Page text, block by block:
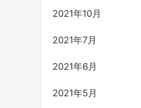
2021年10月
2021年7月
2021年6月
2021年5月